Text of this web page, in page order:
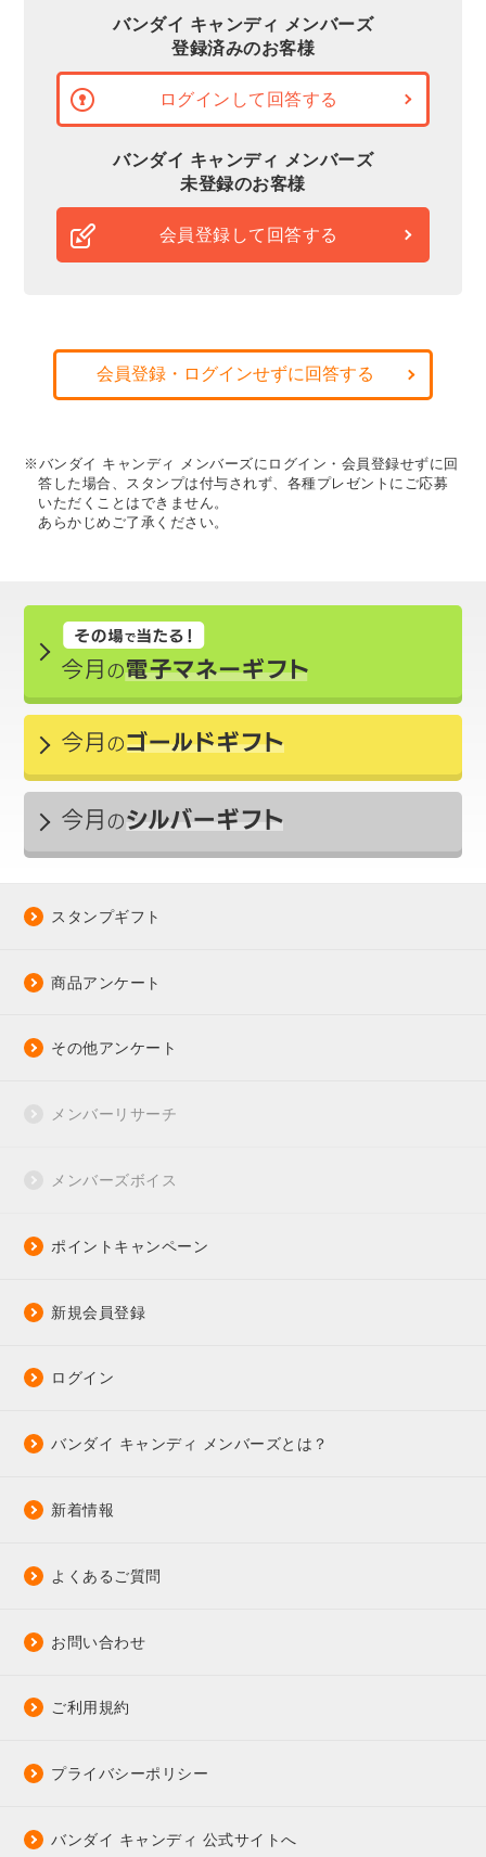
バンダイ キャンディ メンバーズ
登録済みのお客様
ログインして回答する
バンダイ キャンディ メンバーズ
未登録のお客様
会員登録して回答する
会員登録・ログインせずに回答する
※バンダイ キャンディ メンバーズにログイン・会員登録せずに回
答した場合、スタンプは付与されず、各種プレゼントにご応募
いただくことはできません。
あらかじめご了承ください。
スタンプギフト
商品アンケート
その他アンケート
メンバーリサーチ
メンバーズボイス
ポイントキャンペーン
新規会員登録
ログイン
バンダイ キャンディ メンバーズとは？
新着情報
よくあるご質問
お問い合わせ
ご利用規約
プライバシーポリシー
バンダイ キャンディ 公式サイトへ